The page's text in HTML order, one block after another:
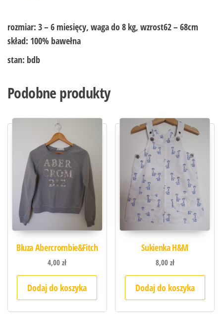
rozmiar: 3 – 6 miesięcy, waga do 8 kg, wzrost62 – 68cm
skład: 100% bawełna
stan: bdb
Podobne produkty
Bluza Abercrombie&Fitch
4,00zł
Dodaj do koszyka
Sukienka H&M
8,00zł
Dodaj do koszyka